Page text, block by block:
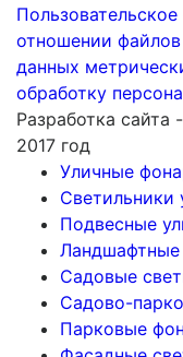
отношении
данных
обработку
Разработка сайта -
2017 год
Уличные
Светильники
Подвесные
Садовые
Садово-
Парковые